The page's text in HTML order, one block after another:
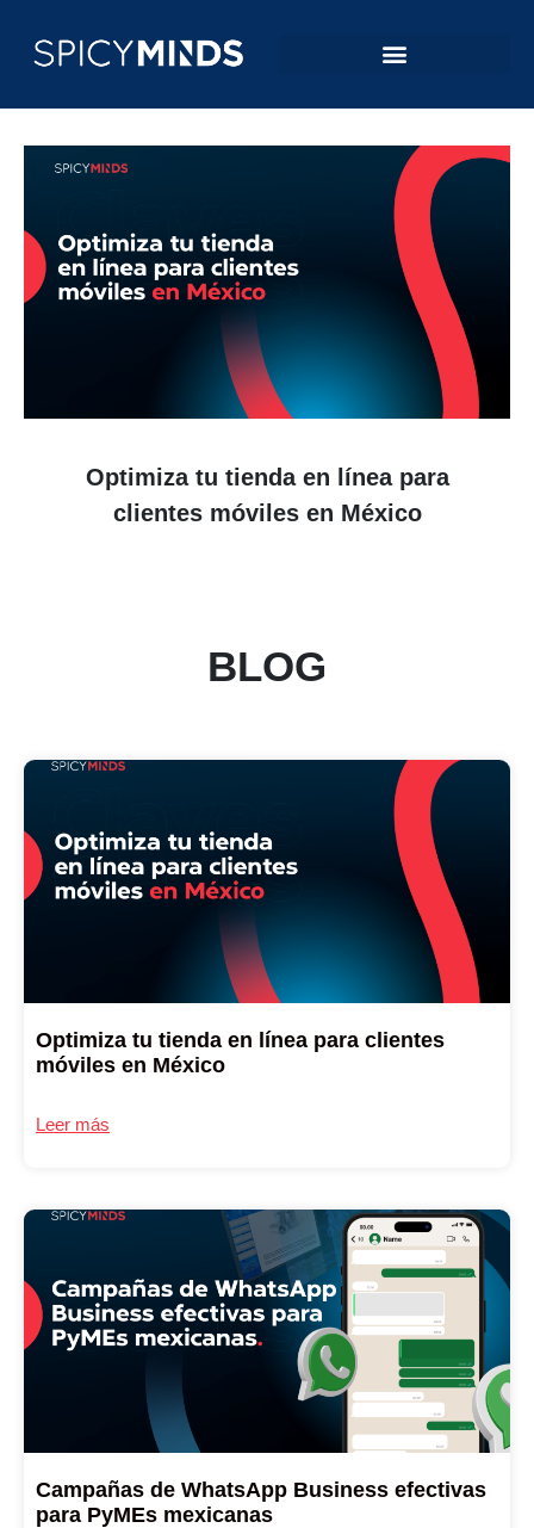
Optimiza tu tienda en línea para
clientes móviles en México
BLOG
Optimiza tu tienda en línea para clientes
móviles en México
Leer más
Campañas de WhatsApp Business efectivas
para PyMEs mexicanas